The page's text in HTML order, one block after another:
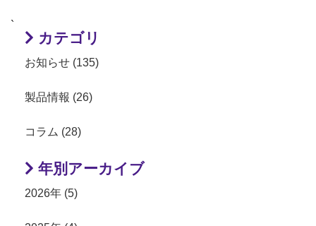
`
カテゴリ
お知らせ (135)
製品情報 (26)
コラム (28)
年別アーカイブ
2026年 (5)